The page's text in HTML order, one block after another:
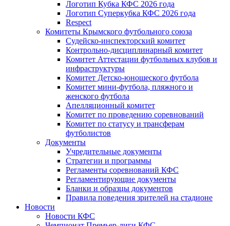
Логотип Кубка КФС 2026 года
Логотип Суперкубка КФС 2026 года
Respect
Комитеты Крымского футбольного союза
Судейско-инспекторский комитет
Контрольно-дисциплинарный комитет
Комитет Аттестации футбольных клубов и
инфраструктуры
Комитет Детско-юношеского футбола
Комитет мини-футбола, пляжного и
женского футбола
Апелляционный комитет
Комитет по проведению соревнований
Комитет по статусу и трансферам
футболистов
Документы
Учредительные документы
Стратегии и программы
Регламенты соревнований КФС
Регламентирующие документы
Бланки и образцы документов
Правила поведения зрителей на стадионе
Новости
Новости КФС